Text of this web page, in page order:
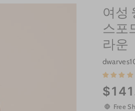
여성
스포
라운
Regular
price
Free